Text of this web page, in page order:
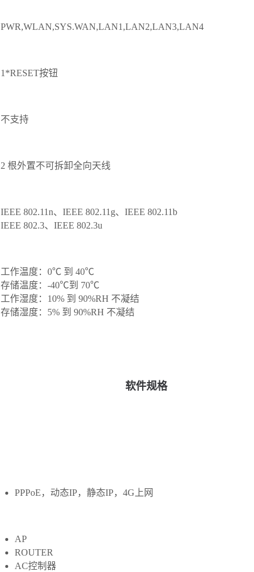
PWR,WLAN,SYS.WAN,LAN1,LAN2,LAN3,LAN4
1*RESET按钮
不支持
2 根外置不可拆卸全向天线
IEEE 802.11n、IEEE 802.11g、IEEE 802.11b
IEEE 802.3、IEEE 802.3u
工作温度：0℃ 到 40℃
存储温度：-40℃到 70℃
工作湿度：10% 到 90%RH 不凝结
存储湿度：5% 到 90%RH 不凝结
软件规格
PPPoE，动态IP，静态IP，4G上网
AP
ROUTER
AC控制器